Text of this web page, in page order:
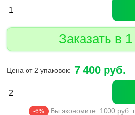
Заказать в 1
Цена от 2 упаковок: 7 400 руб.
-6% Вы экономите: 1000 руб.